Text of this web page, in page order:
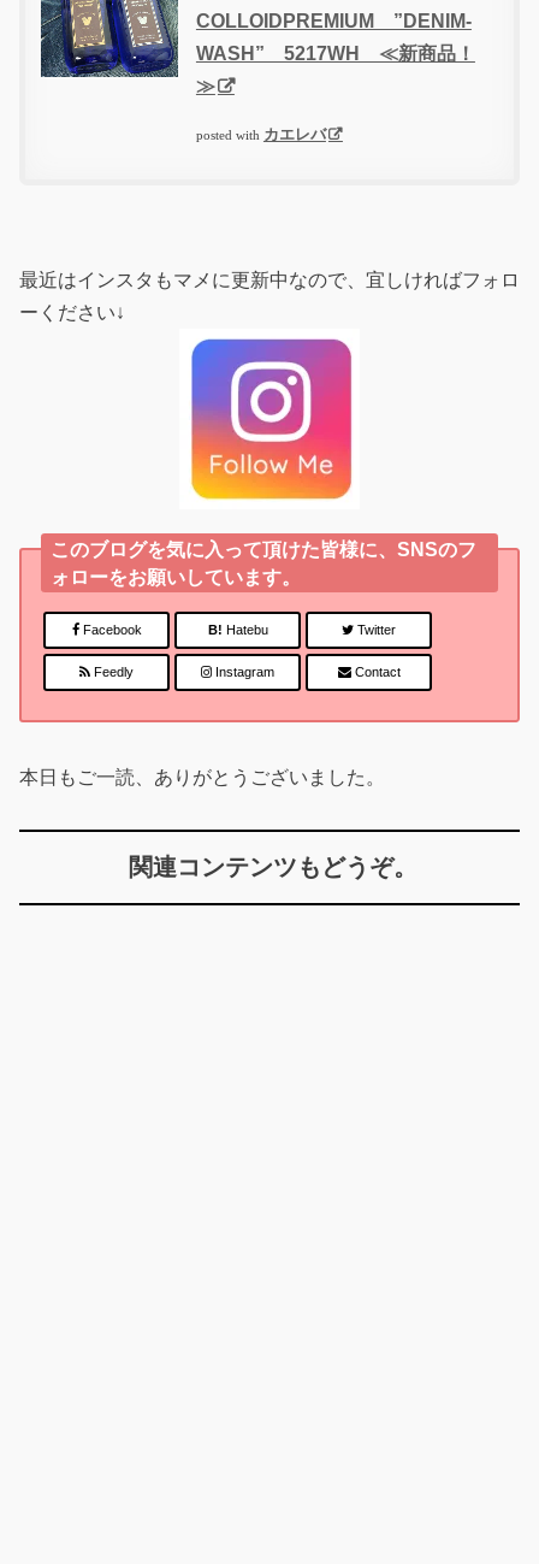
COLLOIDPREMIUM ”DENIM-
WASH” 5217WH ≪新商品！
≫
posted with カエレバ
最近はインスタもマメに更新中なので、宜しければフォロ
ーください↓
このブログを気に入って頂けた皆様に、SNSのフ
ォローをお願いしています。
Facebook B! Hatebu Twitter
Feedly Instagram Contact
本日もご一読、ありがとうございました。
関連コンテンツもどうぞ。